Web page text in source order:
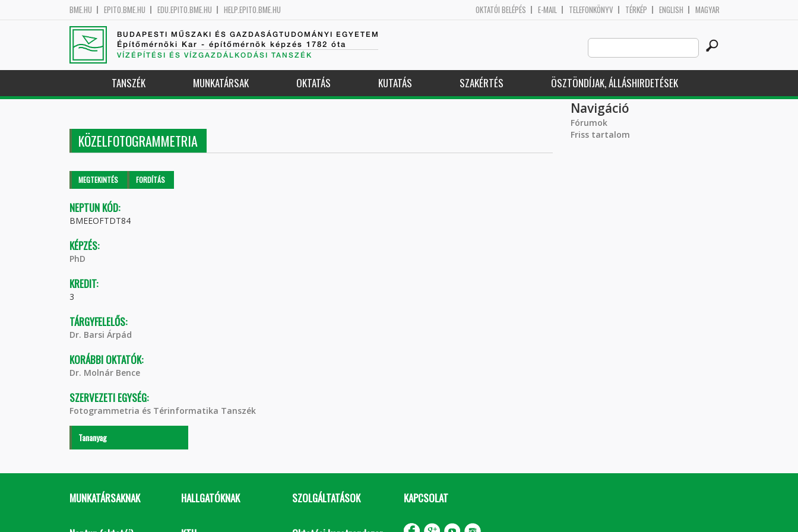
BME.HU EPITO.BME.HU EDU.EPITO.BME.HU HELP.EPITO.BME.HU OKTATÓI BELÉPÉS E-MAIL TELEFONKÖNYV TÉRKÉP ENGLISH MAGYAR
BUDAPESTI MŰSZAKI ÉS GAZDASÁGTUDOMÁNYI EGYETEM
Építőmérnöki Kar - építőmérnök képzés 1782 óta
VÍZÉPÍTÉSI ÉS VÍZGAZDÁLKODÁSI TANSZÉK
Search
this
site
TANSZÉK MUNKATÁRSAK OKTATÁS KUTATÁS SZAKÉRTÉS ÖSZTÖNDÍJAK, ÁLLÁSHIRDETÉSEK
KÖZELFOTOGRAMMETRIA
Elsődleges fülek
MEGTEKINTÉS (AKTÍVFORDÍTÁS
NEPTUN KÓD:
BMEEOFTDT84
KÉPZÉS:
PhD
KREDIT:
3
TÁRGYFELELŐS:
Dr. Barsi Árpád
KORÁBBI OKTATÓK:
Dr. Molnár Bence
SZERVEZETI EGYSÉG:
Fotogrammetria és Térinformatika Tanszék
Tananyag
Navigáció
Fórumok
Friss tartalom
MUNKATÁRSAKNAK HALLGATÓKNAK SZOLGÁLTATÁSOK KAPCSOLAT